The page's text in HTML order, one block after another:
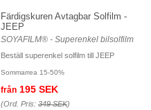
Färdigskuren Avtagbar Solfilm -
JEEP
SOYAFILM® - Superenkel bilsolfilm
Beställ superenkel solfilm till JEEP
Sommarrea 15-50%
från 195 SEK
(Ord. Pris: 349 SEK)